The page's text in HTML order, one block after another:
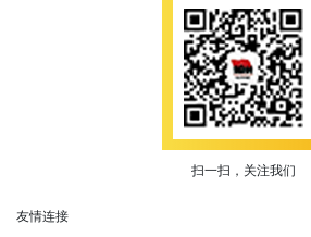
扫一扫，关注我们
友情连接